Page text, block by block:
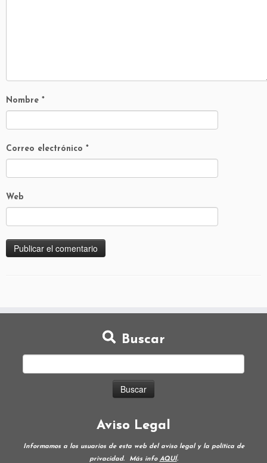
Nombre *
Correo electrónico *
Web
Buscar
Aviso Legal
Informamos a los usuarios de esta web del aviso legal y la política de
privacidad.
Más info AQUÍ.